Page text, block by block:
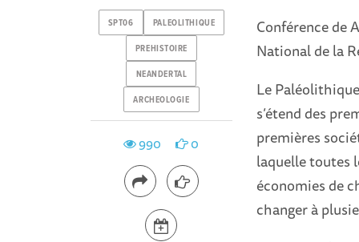
Conférence de
National de la
Le
s’étend des
premières
laquelle toutes
économies de
changer à
SPT06 PALEOLITHIQUE
PREHISTOIRE
NEANDERTAL
ARCHEOLOGIE
990 0